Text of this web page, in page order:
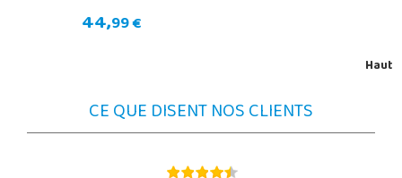
44,99 €
Haut
CE QUE DISENT NOS CLIENTS